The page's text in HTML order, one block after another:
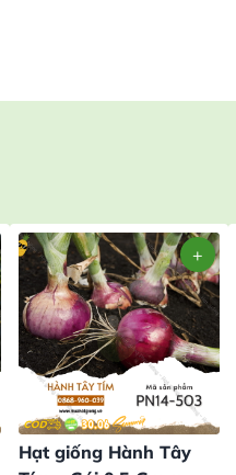
Hạt giống Hành Tây